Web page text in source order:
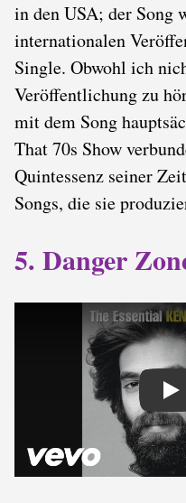
in den USA; der Song
internationalen
Single. Obwohl ich
Veröffentlichung zu
mit dem Song
That 70s Show
Quintessenz seiner
Songs, die sie
5. Danger